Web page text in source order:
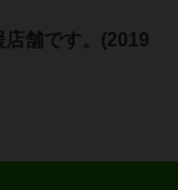
店舗です。(2019